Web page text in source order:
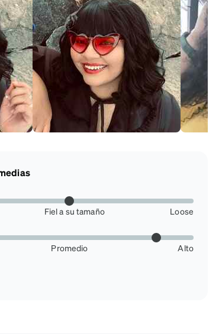
Fiel a su tamaño
Loose
Promedio Alto